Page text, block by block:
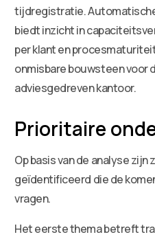
tijdregistratie.
biedt inzicht in
per klant en
onmisbare bouwsteen voor
adviesgedreven kantoor.
Prioritaire
Op basis van de analyse zijn
geïdentificeerd die de
vragen.
Het eerste thema betreft